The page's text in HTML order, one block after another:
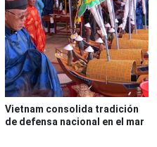
Vietnam consolida tradición
de defensa nacional en el mar